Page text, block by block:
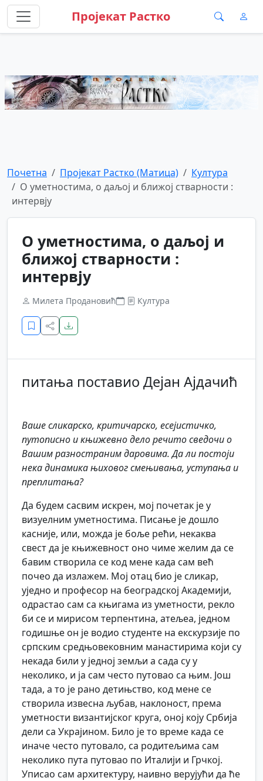
Пројекат Растко
Почетна Пројекат Растко (Матица)
Култура
О уметностима, о даљој и ближој стварности :
интервју
О уметностима, о даљој и
ближој стварности :
интервју
Милета Продановић Култура
питања поставио Дејан Ајдачић
Ваше сликарско, критичарско, есејистичко,
путописно и књижевно дело речито сведочи о
Вашим разностраним даровима. Да ли постоји
нека динамика њиховог смењивања, уступања и
преплитања?
Да будем сасвим искрен, мој почетак је у
визуелним уметностима. Писање је дошло
касније, или, можда је боље рећи, некаква
свест да је књижевност оно чиме желим да се
бавим створила се код мене када сам већ
почео да излажем. Мој отац био је сликар,
уједно и професор на београдској Академији,
одрастао сам са књигама из уметности, рекло
би се и мирисом терпентина, атељеа, једном
годишње он је водио студенте на екскурзије по
српским средњовековним манастирима који су
некада били у једној земљи а сада су у
неколико, и ја сам често путовао са њим. Још
тада, а то је рано детињство, код мене се
створила извесна љубав, наклоност, према
уметности византијског круга, оној коју Србија
дели са Украјином. Било је то време када се
иначе често путовало, са родитељима сам
неколико пута путовао по Италији и Грчкој.
Уписао сам архитектуру, наивно верујући да ће